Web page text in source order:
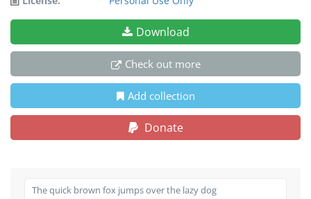
Download
Check out more
Add collection
Donate